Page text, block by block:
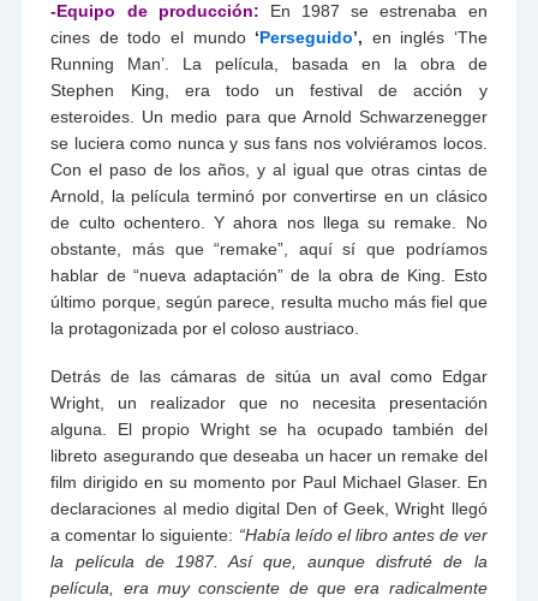
-Equipo de producción:
En 1987 se estrenaba en
cines de todo el mundo ‘Perseguido’, en inglés ‘The
Running Man’. La película, basada en la obra de
Stephen King, era todo un festival de acción y
esteroides. Un medio para que Arnold Schwarzenegger
se luciera como nunca y sus fans nos volviéramos locos.
Con el paso de los años, y al igual que otras cintas de
Arnold, la película terminó por convertirse en un clásico
de culto ochentero. Y ahora nos llega su remake. No
obstante, más que “remake”, aquí sí que podríamos
hablar de “nueva adaptación” de la obra de King. Esto
último porque, según parece, resulta mucho más fiel que
la protagonizada por el coloso austriaco.
Detrás de las cámaras de sitúa un aval como Edgar
Wright, un realizador que no necesita presentación
alguna. El propio Wright se ha ocupado también del
libreto asegurando que deseaba un hacer un remake del
film dirigido en su momento por Paul Michael Glaser. En
declaraciones al medio digital Den of Geek, Wright llegó
a comentar lo siguiente: “Había leído el libro antes de ver
la película de 1987. Así que, aunque disfruté de la
película, era muy consciente de que era radicalmente